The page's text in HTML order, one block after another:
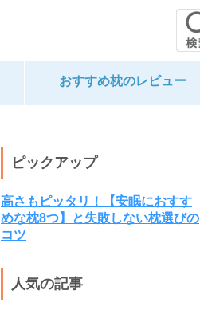
おすすめ枕のレビュー
ピックアップ
高さもピッタリ！【安眠におすす
めな枕8つ】と失敗しない枕選びの
コツ
人気の記事